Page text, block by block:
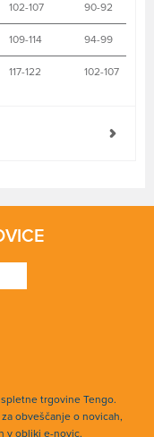
102-107 90-92
109-114 94-99
117-122 102-107
trgovine Tengo.
obveščanje o novicah,
v obliki e-novic.